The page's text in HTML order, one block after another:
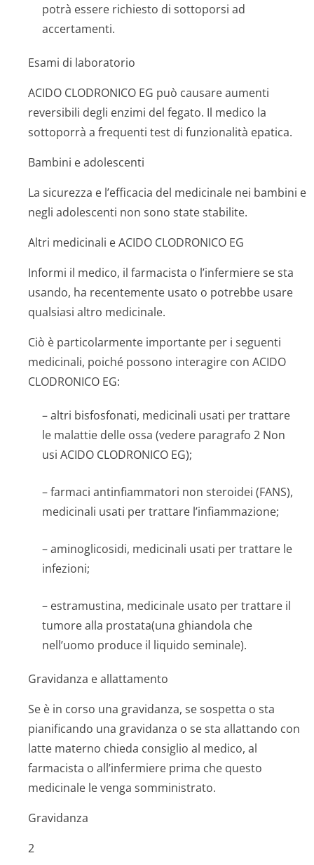
potrà essere richiesto di sottoporsi ad
accertamenti.
Esami di laboratorio
ACIDO CLODRONICO EG può causare aumenti
reversibili degli enzimi del fegato. Il medico la
sottoporrà a frequenti test di funzionalità epatica.
Bambini e adolescenti
La sicurezza e l’efficacia del medicinale nei bambini e
negli adolescenti non sono state stabilite.
Altri medicinali e ACIDO CLODRONICO EG
Informi il medico, il farmacista o l’infermiere se sta
usando, ha recentemente usato o potrebbe usare
qualsiasi altro medicinale.
Ciò è particolarmente importante per i seguenti
medicinali, poiché possono interagire con ACIDO
CLODRONICO EG:
– altri bisfosfonati, medicinali usati per trattare
le malattie delle ossa (vedere paragrafo 2 Non
usi ACIDO CLODRONICO EG);
– farmaci antinfiammatori non steroidei (FANS),
medicinali usati per trattare l’infiammazione;
– aminoglicosidi, medicinali usati per trattare le
infezioni;
– estramustina, medicinale usato per trattare il
tumore alla prostata(una ghiandola che
nell’uomo produce il liquido seminale).
Gravidanza e allattamento
Se è in corso una gravidanza, se sospetta o sta
pianificando una gravidanza o se sta allattando con
latte materno chieda consiglio al medico, al
farmacista o all’infermiere prima che questo
medicinale le venga somministrato.
Gravidanza
2